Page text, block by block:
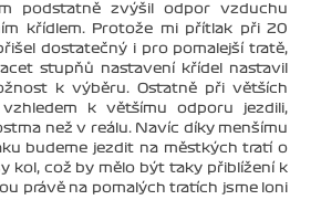
podstatně zvýšil odpor vzduchu
křídlem. Protože mi přítlak při 20
dostatečný i pro pomalejší tratě,
stupňů nastavení křídel nastavil
k výběru. Ostatně při větších
k většímu odporu jezdili,
než v reálu. Navíc díky menšímu
budeme jezdit na městkých tratí o
kol, což by mělo být taky přiblížení k
právě na pomalých tratích jsme loni